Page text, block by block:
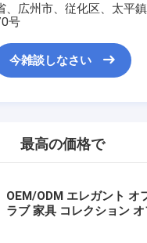
、広州市、従化区、太平
号
今雑談しなさい
最高の価格で
OEM/ODM エレガント オ
ラブ 家具 コレクション